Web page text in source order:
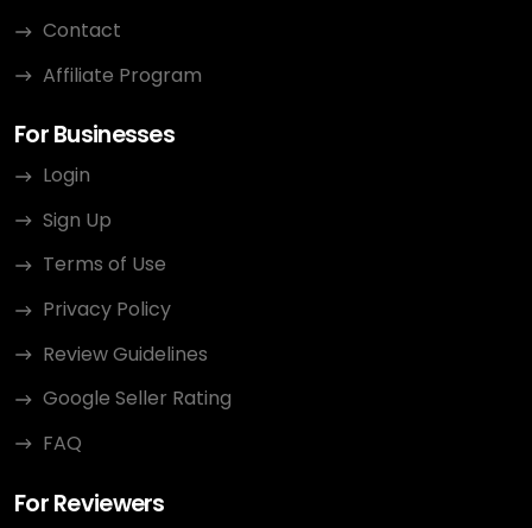
Contact
Affiliate Program
For Businesses
Login
Sign Up
Terms of Use
Privacy Policy
Review Guidelines
Google Seller Rating
FAQ
For Reviewers